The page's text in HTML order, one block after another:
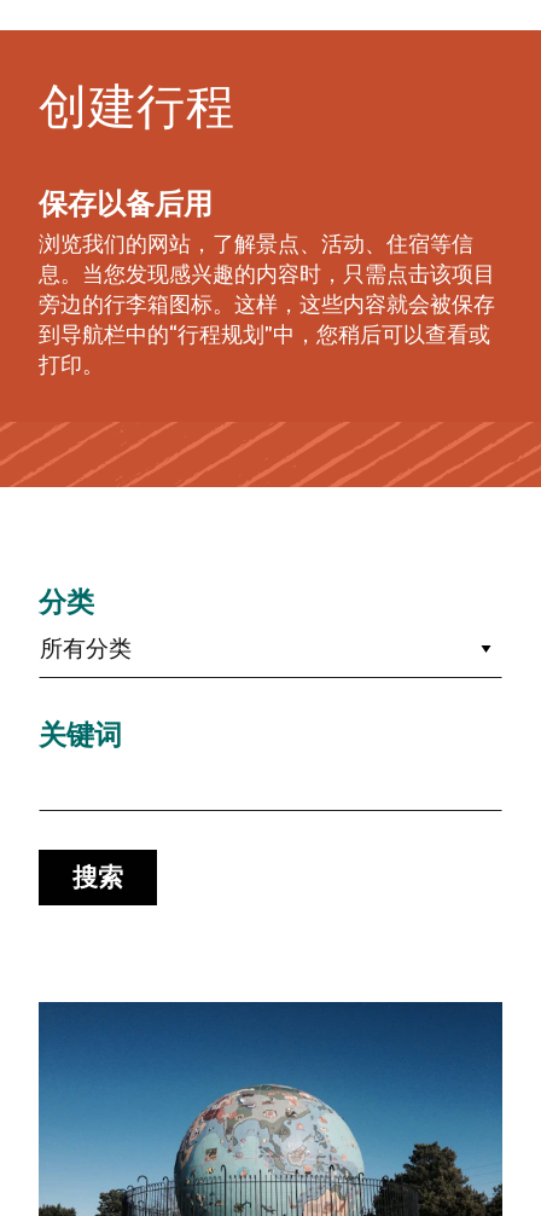
创建行程
保存以备后用
浏览我们的网站，了解景点、活动、住宿等信
息。当您发现感兴趣的内容时，只需点击该项目
旁边的行李箱图标。这样，这些内容就会被保存
到导航栏中的“行程规划”中，您稍后可以查看或
打印。
分类
所有分类
关键词
搜索